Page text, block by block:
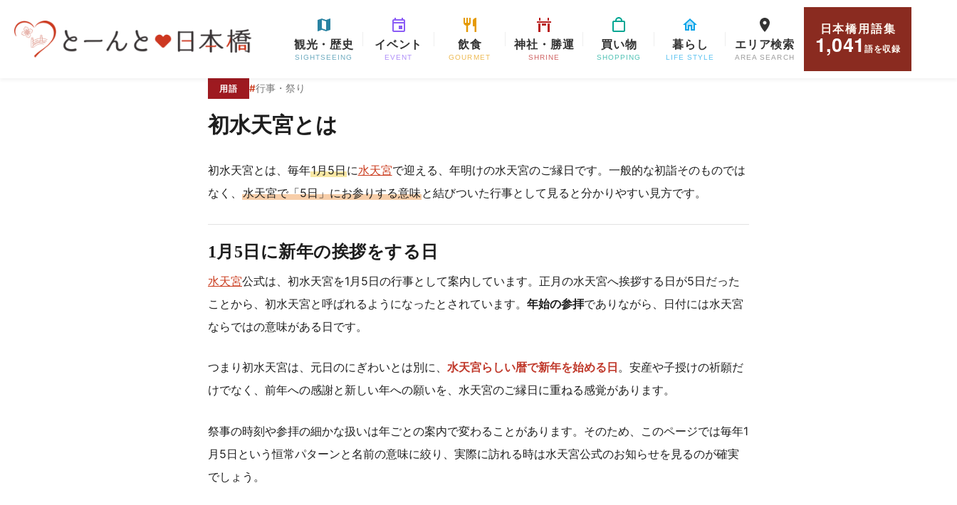
観光・歴史
SIGHTSEEING
イベント
EVENT
飲食
GOURMET
神社・勝運
SHRINE
買い物
SHOPPING
暮らし
LIFE STYLE
エリア検索
AREA SEARCH
日本橋用語集
1,041語を収録
用語 #行事・祭り
初水天宮とは
初水天宮とは、毎年1月5日に水天宮で迎える、年明けの水天宮のご縁日です。一般的な初詣そのものでは
なく、 水天宮で「5日」にお参りする意味と結びついた行事として見ると分かりやすい見方です。
1月5日に新年の挨拶をする日
水天宮公式は、初水天宮を1月5日の行事として案内しています。正月の水天宮へ挨拶する日が5日だった
ことから、初水天宮と呼ばれるようになったとされています。 年始の参拝でありながら、日付には水天宮
ならではの意味がある日です。
つまり初水天宮は、元日のにぎわいとは別に、 水天宮らしい暦で新年を始める日。安産や子授けの祈願だ
けでなく、前年への感謝と新しい年への願いを、水天宮のご縁日に重ねる感覚があります。
祭事の時刻や参拝の細かな扱いは年ごとの案内で変わることがあります。そのため、このページでは毎年1
月5日という恒常パターンと名前の意味に絞り、実際に訪れる時は水天宮公式のお知らせを見るのが確実
でしょう。